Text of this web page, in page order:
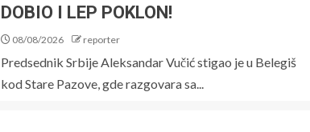
DOBIO I LEP POKLON!
08/08/2026 reporter
Predsednik Srbije Aleksandar Vučić stigao je u Belegiš
kod Stare Pazove, gde razgovara sa...